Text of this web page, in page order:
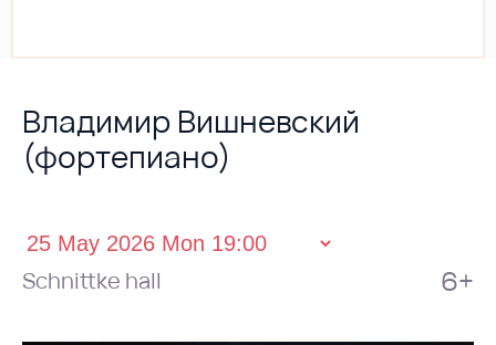
Владимир Вишневский
(фортепиано)
Schnittke hall 6+